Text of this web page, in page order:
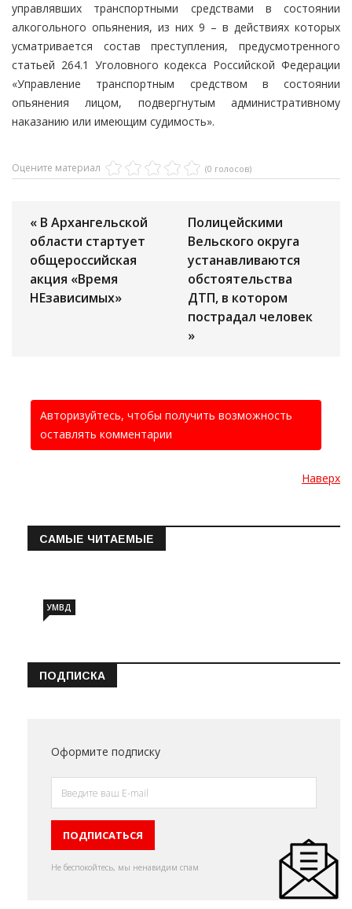
управлявших транспортными средствами в состоянии
алкогольного опьянения, из них 9 – в действиях которых
усматривается состав преступления, предусмотренного
статьей 264.1 Уголовного кодекса Российской Федерации
«Управление транспортным средством в состоянии
опьянения лицом, подвергнутым административному
наказанию или имеющим судимость».
Оцените материал (0 голосов)
« В Архангельской
области стартует
общероссийская
акция «Время
НЕзависимых»
Полицейскими
Вельского округа
устанавливаются
обстоятельства
ДТП, в котором
пострадал человек
»
Авторизуйтесь, чтобы получить возможность
оставлять комментарии
Наверх
САМЫЕ ЧИТАЕМЫЕ
УМВД
ПОДПИСКА
Оформите подписку
Не беспокойтесь, мы ненавидим спам